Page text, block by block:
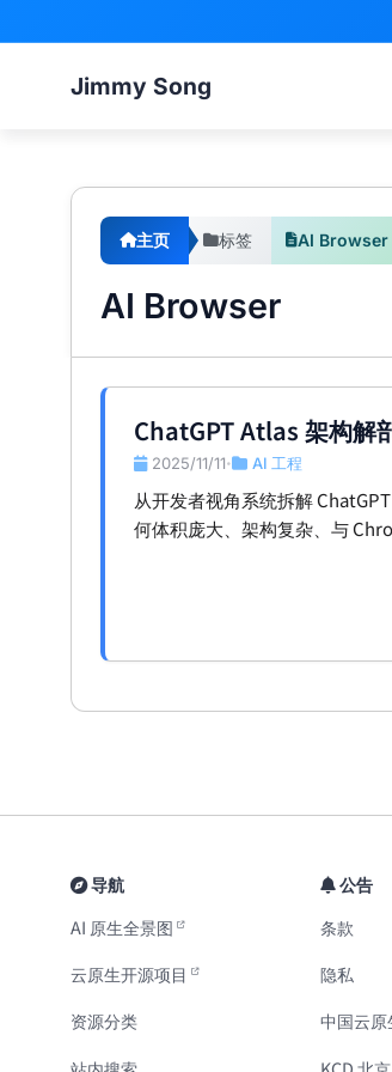
Jimmy Song
主页 标签 AI Browser
AI Browser
ChatGPT Atlas 架构解
2025/11/11 • AI 工程
从开发者视角系统拆解
何体积庞大、架构复杂、与
导航
AI 原生全景图
云原生开源项目
资源分类
公告
条款
隐私
中国云